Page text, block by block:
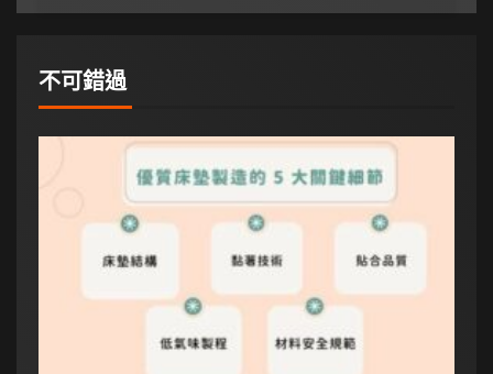
不可錯過